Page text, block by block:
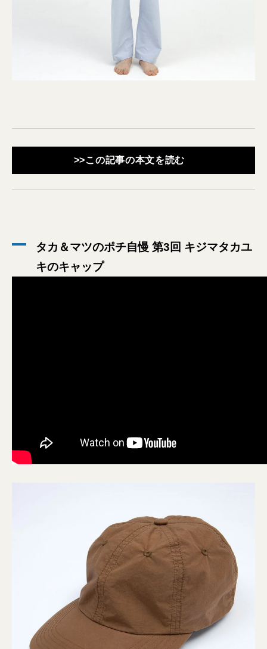
>>この記事の本文を読む
タカ＆マツのポチ自慢 第3回 キジマタカユ
キのキャップ